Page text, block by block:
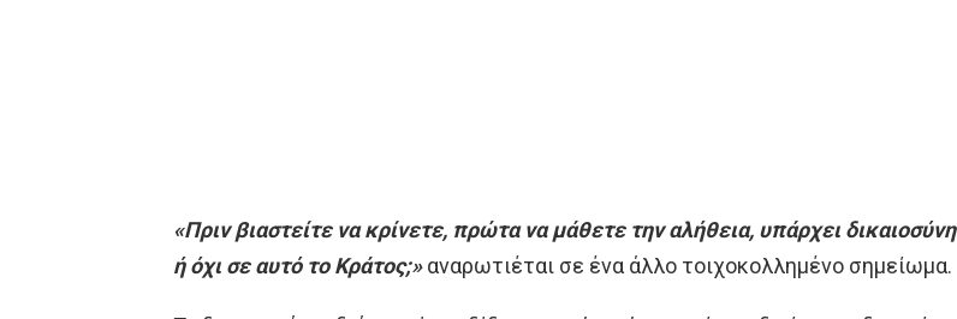
«Πριν βιαστείτε να κρίνετε, πρώτα να μάθετε την αλήθεια, υπάρχει δικαιοσύνη
ή όχι σε αυτό το Κράτος;»αναρωτιέται σε ένα άλλο τοιχοκολλημένο σημείωμα.